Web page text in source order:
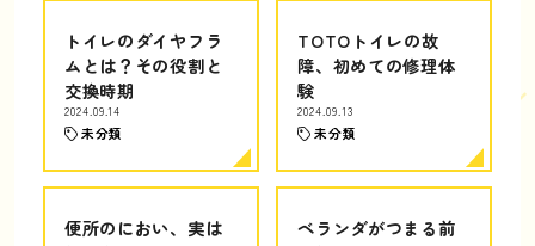
トイレのダイヤフラ
ムとは？その役割と
交換時期
2024.09.14
未分類
TOTOトイレの故
障、初めての修理体
験
2024.09.13
未分類
便所のにおい、実は
ベランダがつまる前